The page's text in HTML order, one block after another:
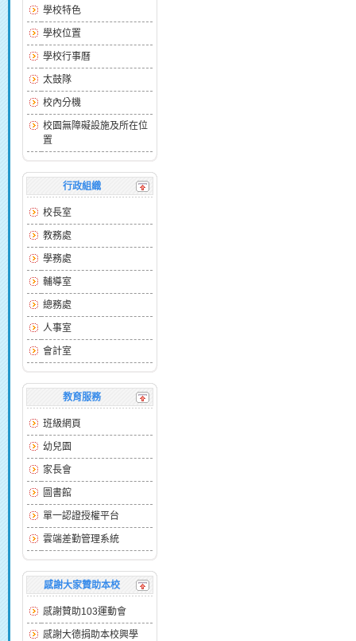
學校特色
學校位置
學校行事曆
太鼓隊
校內分機
校園無障礙設施及所在位
置
行政組織
校長室
教務處
學務處
輔導室
總務處
人事室
會計室
教育服務
班級網頁
幼兒園
家長會
圖書館
單一認證授權平台
雲端差勤管理系統
感謝大家贊助本校
感謝贊助103運動會
感謝大德捐助本校興學